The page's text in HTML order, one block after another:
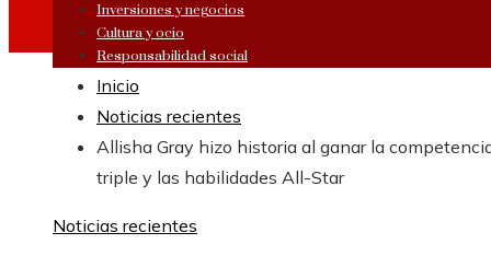
Inversiones y negocios
Cultura y ocio
Responsabilidad social
Inicio
Noticias recientes
Allisha Gray hizo historia al ganar la
triple y las habilidades All-Star
Noticias recientes